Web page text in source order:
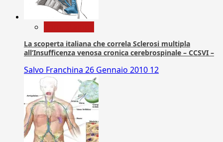
La scoperta italiana che correla Sclerosi multipla
all’Insufficenza venosa cronica cerebrospinale – CCSVI –
Salvo Franchina 26 Gennaio 2010 12